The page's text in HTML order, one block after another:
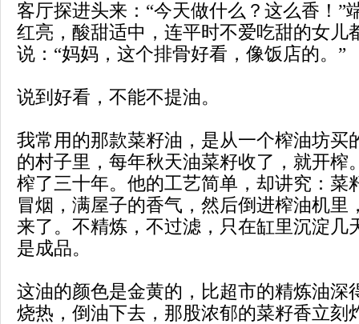
客厅探进头来：“今天做什么？这么香！”
红亮，酸甜适中，连平时不爱吃甜的女儿
说：“妈妈，这个排骨好看，像饭店的。”
说到好看，不能不提油。
我常用的那款菜籽油，是从一个榨油坊买
的村子里，每年秋天油菜籽收了，就开榨
榨了三十年。他的工艺简单，却讲究：菜
冒烟，满屋子的香气，然后倒进榨油机里
来了。不精炼，不过滤，只在缸里沉淀几
是成品。
这油的颜色是金黄的，比超市的精炼油深
烧热，倒油下去，那股浓郁的菜籽香立刻